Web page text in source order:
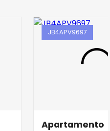
JB4APV9697
Apartamento